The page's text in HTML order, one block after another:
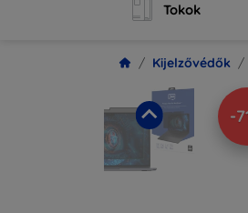
Tokok
Kijelzővédők
-